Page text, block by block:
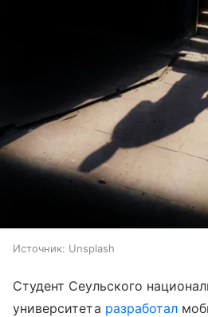
Источник: Unsplash
Студент Сеульского
университета разработал